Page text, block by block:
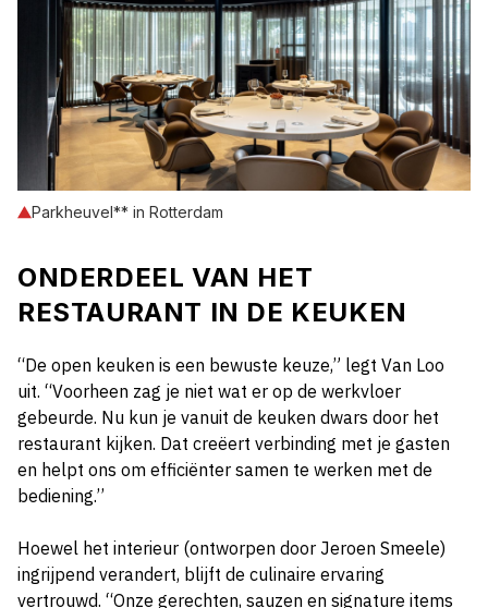
Parkheuvel** in Rotterdam
ONDERDEEL VAN HET
RESTAURANT IN DE KEUKEN
“De open keuken is een bewuste keuze,” legt Van Loo
uit. “Voorheen zag je niet wat er op de werkvloer
gebeurde. Nu kun je vanuit de keuken dwars door het
restaurant kijken. Dat creëert verbinding met je gasten
en helpt ons om efficiënter samen te werken met de
bediening.’’
Hoewel het interieur (ontworpen door Jeroen Smeele)
ingrijpend verandert, blijft de culinaire ervaring
vertrouwd. “Onze gerechten, sauzen en signature items